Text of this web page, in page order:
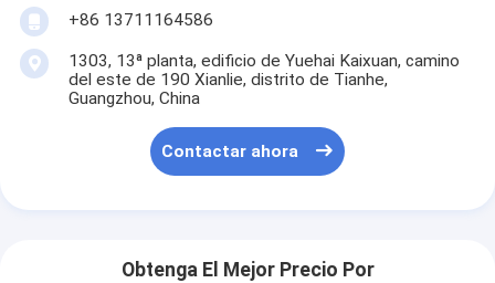
+86 13711164586
1303, 13ª planta, edificio de Yuehai Kaixuan, camino
del este de 190 Xianlie, distrito de Tianhe,
Guangzhou, China
Contactar ahora
Obtenga El Mejor Precio Por